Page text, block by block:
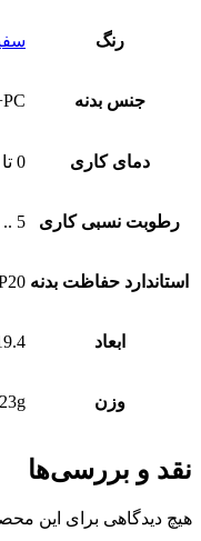
رنگ
جنس بدنه
دمای کاری 0 تا +55 درجه سانتی گراد
رطوبت نسبی کاری 5 .. 95%
استاندارد حفاظت بدنه
ابعاد
وزن
نقد و بررسی‌ها
هیچ دیدگاهی برای این